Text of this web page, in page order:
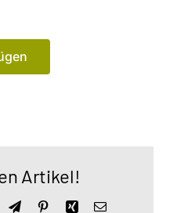
Artikel!
TelegramPinterestXingE-